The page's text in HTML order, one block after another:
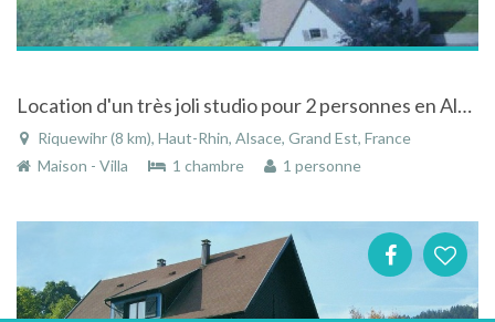
Location d'un très joli studio pour 2 personnes en Alsace
Riquewihr (8 km), Haut-Rhin, Alsace, Grand Est, France
Maison - Villa
1 chambre 1 personne